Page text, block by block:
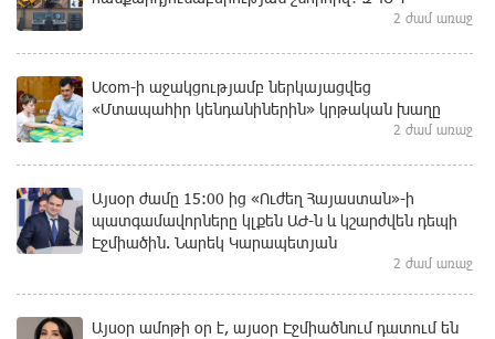
2 ժամ առաջ
Ucom-ի աջակցությամբ ներկայացվեց
«Մտապահիր կենդանիներին» կրթական խաղը
2 ժամ առաջ
Այսօր ժամը 15:00 ից «Ուժեղ Հայաստան»-ի
պատգամավորները կլքեն ԱԺ-ն և կշարժվեն դեպի
Էջմիածին. Նարեկ Կարապետյան
2 ժամ առաջ
Այսօր ամոթի օր է, այսօր Էջմիածնում դատում են